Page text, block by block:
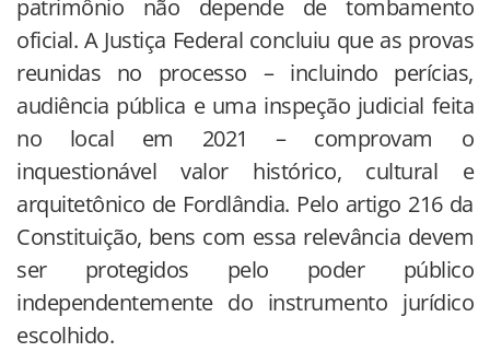
patrimônio não depende de tombamento
oficial. A Justiça Federal concluiu que as provas
reunidas no processo – incluindo perícias,
audiência pública e uma inspeção judicial feita
no local em 2021 – comprovam o
inquestionável valor histórico, cultural e
arquitetônico de Fordlândia. Pelo artigo 216 da
Constituição, bens com essa relevância devem
ser protegidos pelo poder público
independentemente do instrumento jurídico
escolhido.